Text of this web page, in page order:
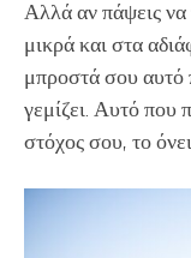
Αλλά αν πάψεις να
μικρά και στα
μπροστά σου αυτό
γεμίζει. Αυτό που
στόχος σου, το